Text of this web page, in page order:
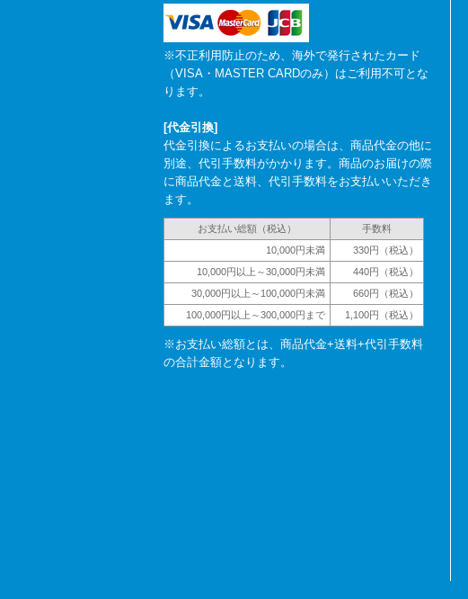
※不正利用防止のため、海外で発行されたカード
（VISA・MASTER CARDのみ）はご利用不可とな
ります。
[代金引換]
代金引換によるお支払いの場合は、商品代金の他に
別途、代引手数料がかかります。商品のお届けの際
に商品代金と送料、代引手数料をお支払いいただき
ます。
お支払い総額（税込）
手数料
10,000円未満
330円（税込）
10,000円以上～30,000円未満
440円（税込）
30,000円以上～100,000円未満
660円（税込）
100,000円以上～300,000円まで
1,100円（税込）
※お支払い総額とは、商品代金+送料+代引手数料
の合計金額となります。